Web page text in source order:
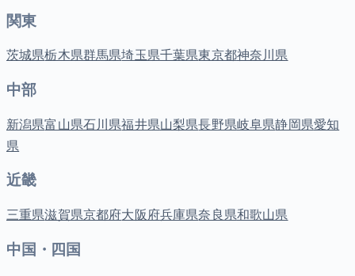
関東
茨城県栃木県群馬県埼玉県千葉県東京都神奈川県
中部
新潟県富山県石川県福井県山梨県長野県岐阜県静岡県愛知
県
近畿
三重県滋賀県京都府大阪府兵庫県奈良県和歌山県
中国・四国